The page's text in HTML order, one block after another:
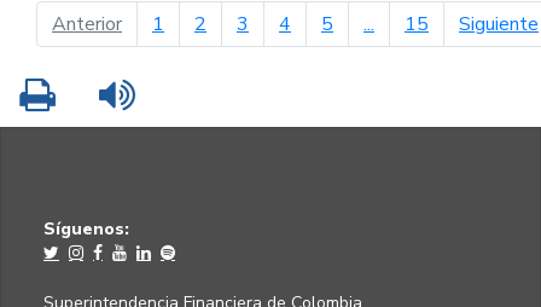
Anteriorpágina anterior
1 2 3 4 5 ... 15 Siguiente
Imprimir
Síguenos: